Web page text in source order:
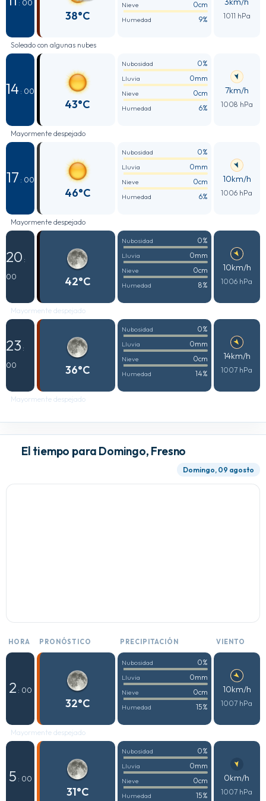
: 00
38°C
Nieve 0cm
Humedad 9% 1011 hPa
Soleado con algunas nubes
14 : 00
43°C
Nubosidad 0%
Lluvia 0mm
Nieve 0cm
Humedad 6%
7km/h
1008 hPa
Mayormente despejado
17 : 00
46°C
Nubosidad 0%
Lluvia 0mm
Nieve 0cm
Humedad 6%
10km/h
1006 hPa
Mayormente despejado
20 :
00
42°C
Nubosidad 0%
Lluvia 0mm
Nieve 0cm
Humedad 8%
10km/h
1006 hPa
Mayormente despejado
23 :
00
36°C
Nubosidad 0%
Lluvia 0mm
Nieve 0cm
Humedad 14%
14km/h
1007 hPa
Mayormente despejado
El tiempo para Domingo, Fresno
Domingo, 09 agosto
HORA PRONÓSTICO PRECIPITACIÓN VIENTO
2 : 00
32°C
Nubosidad 0%
Lluvia 0mm
Nieve 0cm
Humedad 15%
10km/h
1007 hPa
Mayormente despejado
5 : 00
31°C
Nubosidad 0%
Lluvia 0mm
Nieve 0cm
Humedad 15%
0km/h
1007 hPa